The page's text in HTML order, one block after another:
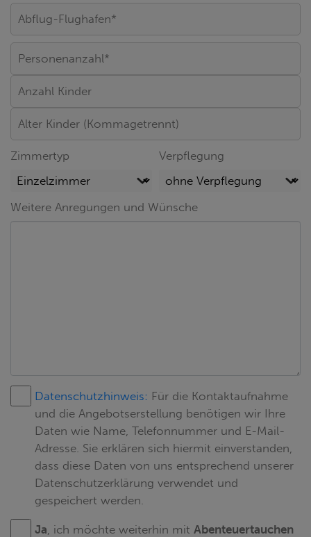
Zimmertyp Verpflegung
Weitere Anregungen und Wünsche
Datenschutzhinweis: Für die Kontaktaufnahme
und die Angebotserstellung benötigen wir Ihre
Daten wie Name, Telefonnummer und E-Mail-
Adresse. Sie erklären sich hiermit einverstanden,
dass diese Daten von uns entsprechend unserer
Datenschutzerklärung verwendet und
gespeichert werden.
Ja , ich möchte weiterhin mit Abenteuertauchen